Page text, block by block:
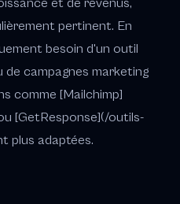
et de revenus,
pertinent. En
besoin d'un outil
campagnes marketing
comme [Mailchimp]
[GetResponse](/outils-
plus adaptées.